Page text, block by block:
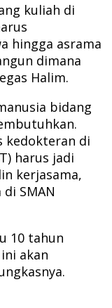
kuliah di
hingga asrama
dimana
Halim.
bidang
kedokteran di
harus jadi
kerjasama,
SMAN
10 tahun
akan